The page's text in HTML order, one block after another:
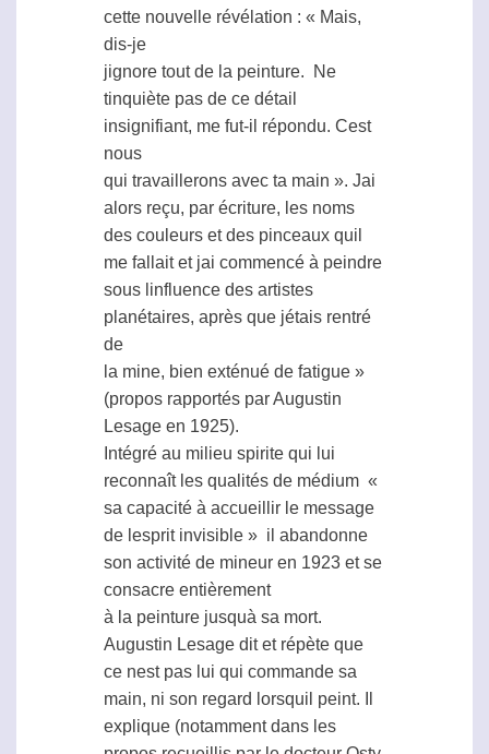
cette nouvelle révélation : « Mais,
dis-je
jignore tout de la peinture.  Ne
tinquiète pas de ce détail
insignifiant, me fut-il répondu. Cest
nous
qui travaillerons avec ta main ». Jai
alors reçu, par écriture, les noms
des couleurs et des pinceaux quil
me fallait et jai commencé à peindre
sous linfluence des artistes
planétaires, après que jétais rentré
de
la mine, bien exténué de fatigue »
(propos rapportés par Augustin
Lesage en 1925).
Intégré au milieu spirite qui lui
reconnaît les qualités de médium  «
sa capacité à accueillir le message
de lesprit invisible »  il abandonne
son activité de mineur en 1923 et se
consacre entièrement
à la peinture jusquà sa mort.
Augustin Lesage dit et répète que
ce nest pas lui qui commande sa
main, ni son regard lorsquil peint. Il
explique (notamment dans les